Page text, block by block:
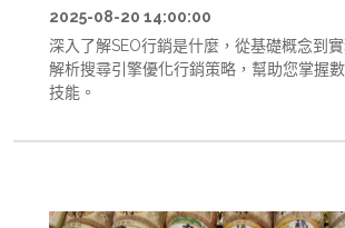
2025-08-20 14:00:00
深入了解SEO行銷是什麼，從基礎概念到
解析搜尋引擎優化行銷策略，幫助您掌握
技能。